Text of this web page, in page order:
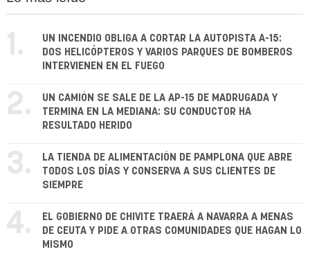
1.
UN INCENDIO OBLIGA A CORTAR LA AUTOPISTA A-15:
DOS HELICÓPTEROS Y VARIOS PARQUES DE BOMBEROS
INTERVIENEN EN EL FUEGO
2.
UN CAMIÓN SE SALE DE LA AP-15 DE MADRUGADA Y
TERMINA EN LA MEDIANA: SU CONDUCTOR HA
RESULTADO HERIDO
3.
LA TIENDA DE ALIMENTACIÓN DE PAMPLONA QUE ABRE
TODOS LOS DÍAS Y CONSERVA A SUS CLIENTES DE
SIEMPRE
4.
EL GOBIERNO DE CHIVITE TRAERÁ A NAVARRA A MENAS
DE CEUTA Y PIDE A OTRAS COMUNIDADES QUE HAGAN LO
MISMO